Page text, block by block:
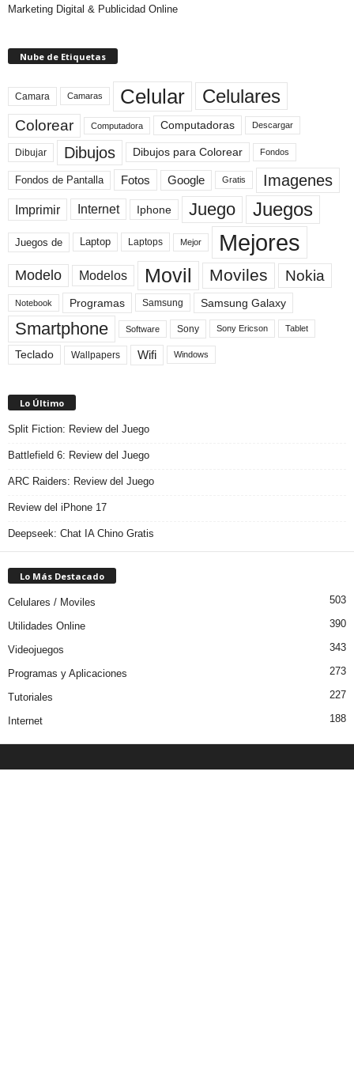
Marketing Digital & Publicidad Online
Nube de Etiquetas
Camara Camaras Celular Celulares
Colorear Computadora Computadoras Descargar
Dibujar Dibujos Dibujos para Colorear Fondos
Fondos de Pantalla Fotos Google Gratis Imagenes
Imprimir Internet Iphone Juego Juegos
Juegos de Laptop Laptops Mejor Mejores
Modelo Modelos Movil Moviles Nokia
Notebook Programas Samsung Samsung Galaxy
Smartphone Software Sony Sony Ericson Tablet
Teclado Wallpapers Wifi Windows
Lo Último
Split Fiction: Review del Juego
Battlefield 6: Review del Juego
ARC Raiders: Review del Juego
Review del iPhone 17
Deepseek: Chat IA Chino Gratis
Lo Más Destacado
Celulares / Moviles 503
Utilidades Online 390
Videojuegos 343
Programas y Aplicaciones 273
Tutoriales 227
Internet 188